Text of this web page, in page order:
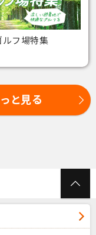
ルフ場特集
と見る